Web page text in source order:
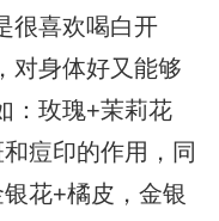
很喜欢喝白开
对身体好又能够
：玫瑰+茉莉花
痘印的作用，同
花+橘皮，金银